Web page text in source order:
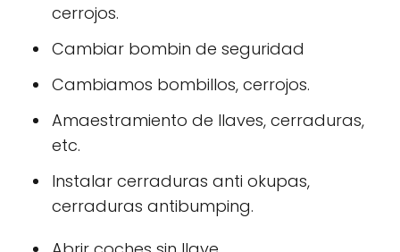
cerrojos.
Cambiar bombin de seguridad
Cambiamos bombillos, cerrojos.
Amaestramiento de llaves, cerraduras,
etc.
Instalar cerraduras anti okupas,
cerraduras antibumping.